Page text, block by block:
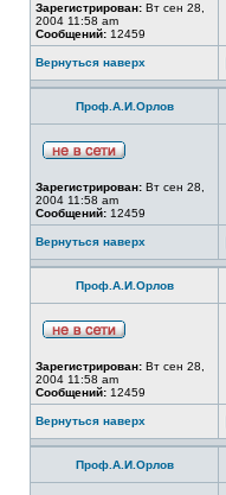
Зарегистрирован: Вт сен 28,
2004 11:58 am
Сообщений: 12459
Вернуться наверх
Проф.А.И.Орлов
Зарегистрирован: Вт сен 28,
2004 11:58 am
Сообщений: 12459
Вернуться наверх
Проф.А.И.Орлов
Зарегистрирован: Вт сен 28,
2004 11:58 am
Сообщений: 12459
Вернуться наверх
Проф.А.И.Орлов